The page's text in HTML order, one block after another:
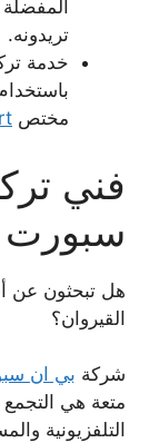
تريدونه.
خدمة
مختص
فني
سبورت
هل تبحثون عن
القيروان؟
شركة بي ان
متعة هي
التلفزيونية